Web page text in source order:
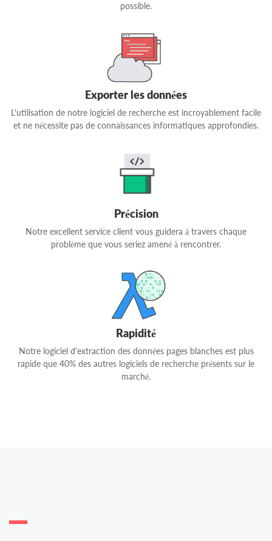
possible.
Exporter les données
L'utilisation de notre logiciel de recherche est incroyablement facile
et ne nécessite pas de connaissances informatiques approfondies.
Précision
Notre excellent service client vous guidera à travers chaque
problème que vous seriez amené à rencontrer.
Rapidité
Notre logiciel d'extraction des données pages blanches est plus
rapide que 40% des autres logiciels de recherche présents sur le
marché.